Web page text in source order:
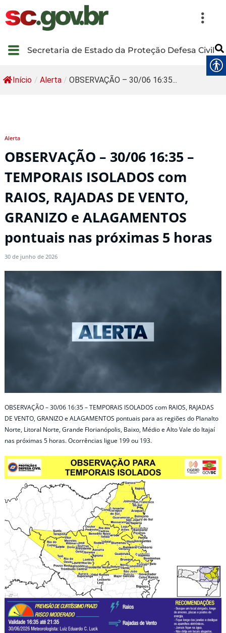
Secretaria de Estado da Proteção Defesa Civil
Início / Alerta / OBSERVAÇÃO – 30/06 16:35...
Alerta
OBSERVAÇÃO – 30/06 16:35 –
TEMPORAIS ISOLADOS com
RAIOS, RAJADAS DE VENTO,
GRANIZO e ALAGAMENTOS
pontuais nas próximas 5 horas
30 de junho de 2026
OBSERVAÇÃO – 30/06 16:35 – TEMPORAIS ISOLADOS com RAIOS, RAJADAS
DE VENTO, GRANIZO e ALAGAMENTOS pontuais para as regiões do Planalto
Norte, Litoral Norte, Grande Florianópolis, Baixo, Médio e Alto Vale do Itajaí
nas próximas 5 horas. Ocorrências ligue 199 ou 193.